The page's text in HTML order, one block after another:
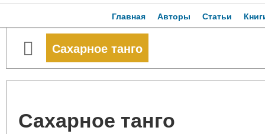
Главная Авторы Статьи
Сахарное танго
Сахарное танго